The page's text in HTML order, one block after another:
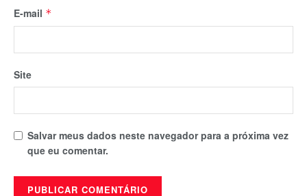
E-mail *
Site
Salvar meus dados neste navegador para a próxima vez
que eu comentar.